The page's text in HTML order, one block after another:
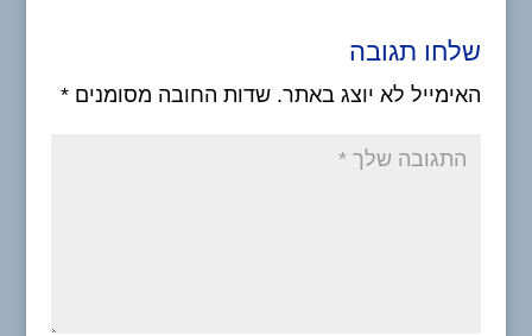
שלחו תגובה
האימייל לא יוצג באתר. שדות החובה מסומנים *